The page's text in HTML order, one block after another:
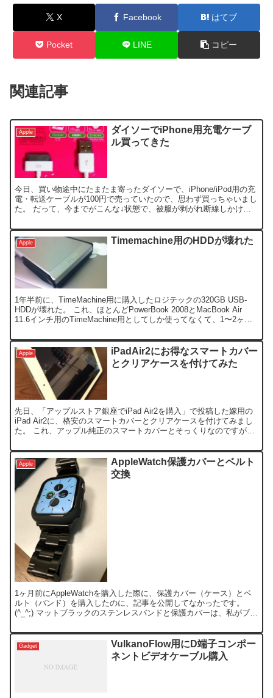
X Facebook はてブ
Pocket LINE コピー
関連記事
Apple
ダイソーでiPhone用充電ケーブ
ル買ってきた
今日、買い物途中にたまたま寄ったダイソーで、iPhone/iPod用の充
電・転送ケーブルが100円で売っていたので、思わず買っちゃいまし
た。 だって、今までがこんな↓状態で、被服が剥がれ断線しかけて
Apple Timemachine用のHDDが壊れた
1年半前に、TimeMachine用に購入したロジテックの320GB USB-
HDDが壊れた。 これ、ほとんどPowerBook 2008とMacBook Air
11.6インチ用のTimeMachine用としてしか使ってなくて、1〜2ヶ
Apple
iPadAir2にお得なスマートカバー
とクリアケースを付けてみた
先日、「アップルストア銀座でiPad Air2を購入」で投稿した嫁用の
iPad Air2に、格安のスマートカバーとクリアケースを付けてみまし
た。 これ、アップル純正のスマートカバーとそっくりなのですが、
Apple
AppleWatch保護カバーとベルト
交換
1ヶ月前にAppleWatchを購入した際に、保護カバー（ケース）とベ
ルト（バンド）を購入したのに、記事を公開してなかったです。
(^_^;) マットブラックのステンレスバンドと保護カバーは、私がブラ
Gadget
VulkanoFlow用にD端子コンポー
ネントビデオケーブル購入